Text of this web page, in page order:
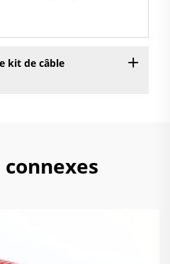
kit de câble